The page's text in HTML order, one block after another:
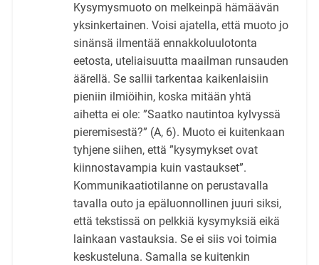
Kysymysmuoto on melkeinpä hämäävän
yksinkertainen. Voisi ajatella, että muoto jo
sinänsä ilmentää ennakkoluulotonta
eetosta, uteliaisuutta maailman runsauden
äärellä. Se sallii tarkentaa kaikenlaisiin
pieniin ilmiöihin, koska mitään yhtä
aihetta ei ole: ”Saatko nautintoa kylvyssä
pieremisestä?” (A, 6). Muoto ei kuitenkaan
tyhjene siihen, että ”kysymykset ovat
kiinnostavampia kuin vastaukset”.
Kommunikaatiotilanne on perustavalla
tavalla outo ja epäluonnollinen juuri siksi,
että tekstissä on pelkkiä kysymyksiä eikä
lainkaan vastauksia. Se ei siis voi toimia
keskusteluna. Samalla se kuitenkin